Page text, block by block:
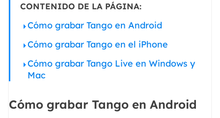
CONTENIDO DE LA PÁGINA:
Cómo grabar Tango en Android
Cómo grabar Tango en el iPhone
Cómo grabar Tango Live en Windows y
Mac
Cómo grabar Tango en Android